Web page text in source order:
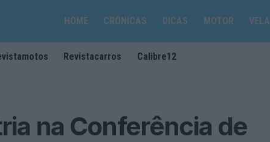
HOME CRÓNICAS DICAS MOTOR VELA
Revistacarros Calibre12
na Conferência de